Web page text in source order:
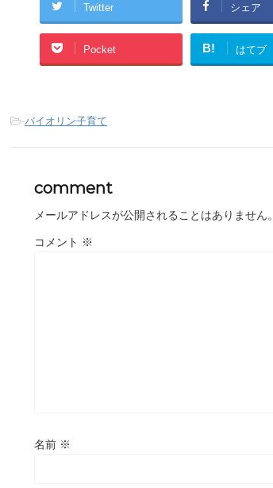
Twitter シェア
Pocket B! はてブ
-バイオリン子育て
comment
メールアドレスが公開されることはありません。
コメント ※
名前 ※